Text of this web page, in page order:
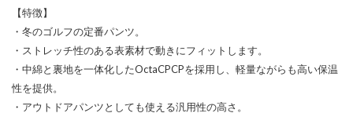
【特徴】
・冬のゴルフの定番パンツ。
・ストレッチ性のある表素材で動きにフィットします。
・中綿と裏地を一体化したOctaCPCPを採用し、軽量ながらも高い保温
性を提供。
・アウトドアパンツとしても使える汎用性の高さ。